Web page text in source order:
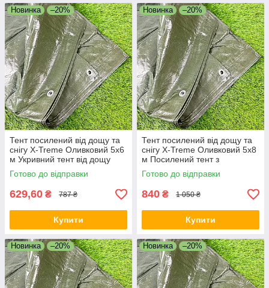
Новинка –20%
Тент посилений від дощу та
снігу X-Treme Оливковий 5х6
м Укривний тент від дощу
Готово до відправки
629,60 ₴ 787 ₴
Купити
Новинка –20%
Тент посилений від дощу та
снігу X-Treme Оливковий 5х8
м Посилений тент з
люверсами Тент для укриття
авто
Готово до відправки
840 ₴ 1 050 ₴
Купити
Новинка –20% Новинка –20%